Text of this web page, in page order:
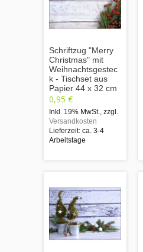
Schriftzug "Merry
Christmas" mit
Weihnachtsgestec
k - Tischset aus
Papier 44 x 32 cm
0,95 €
Inkl. 19% MwSt. zzgl.
Versandkosten
Lieferzeit: ca. 3-4
Arbeitstage